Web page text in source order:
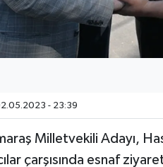
- 23:39
Milletvekili Adayı,
çarşısında esnaf